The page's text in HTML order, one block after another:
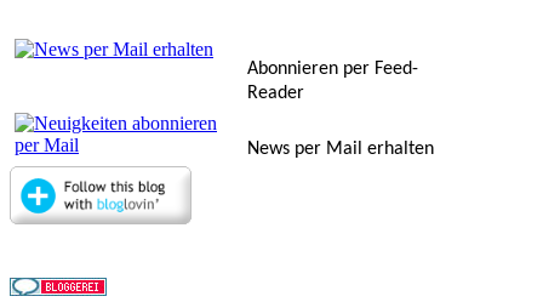
Abonnieren per Feed-
Reader
News per Mail erhalten